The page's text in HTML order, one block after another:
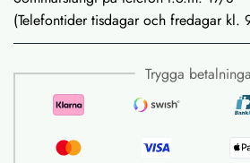
(Telefontider tisdagar och fredagar kl.
Trygga